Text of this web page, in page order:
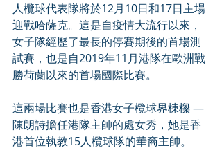
人欖球代表隊將於12月10日和17日主場
迎戰哈薩克。這是自疫情大流行以來，
女子隊經歷了最長的停賽期後的首場測
試賽，也是自2019年11月港隊在歐洲戰
勝荷蘭以來的首場國際比賽。
這兩場比賽也是香港女子欖球界棟樑 —
陳朗詩擔任港隊主帥的處女秀，她是香
港首位執教15人欖球隊的華裔主帥。